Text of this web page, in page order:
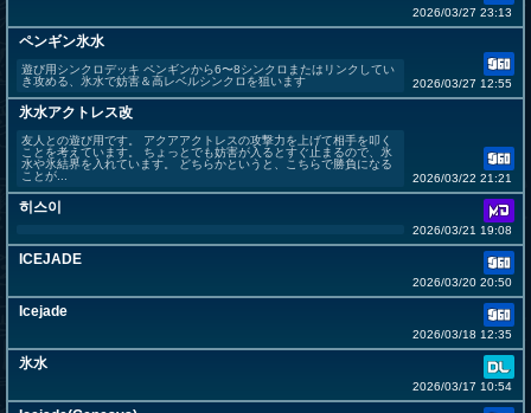
2026/03/27 23:13
ペンギン氷水
遊び用シンクロデッキ ペンギンから6〜8シンクロまたはリンクしてい
き攻める、氷水で妨害＆高レベルシンクロを狙います
2026/03/27 12:55
氷水アクトレス改
友人との遊び用です。 アクアアクトレスの攻撃力を上げて相手を叩く
ことを考えています。 ちょっとでも妨害が入るとすぐ止まるので、氷
水や氷結界を入れています。 どちらかというと、こちらで勝負になる
ことが...
2026/03/22 21:21
히스이
2026/03/21 19:08
ICEJADE
2026/03/20 20:50
Icejade
2026/03/18 12:35
氷水
2026/03/17 10:54